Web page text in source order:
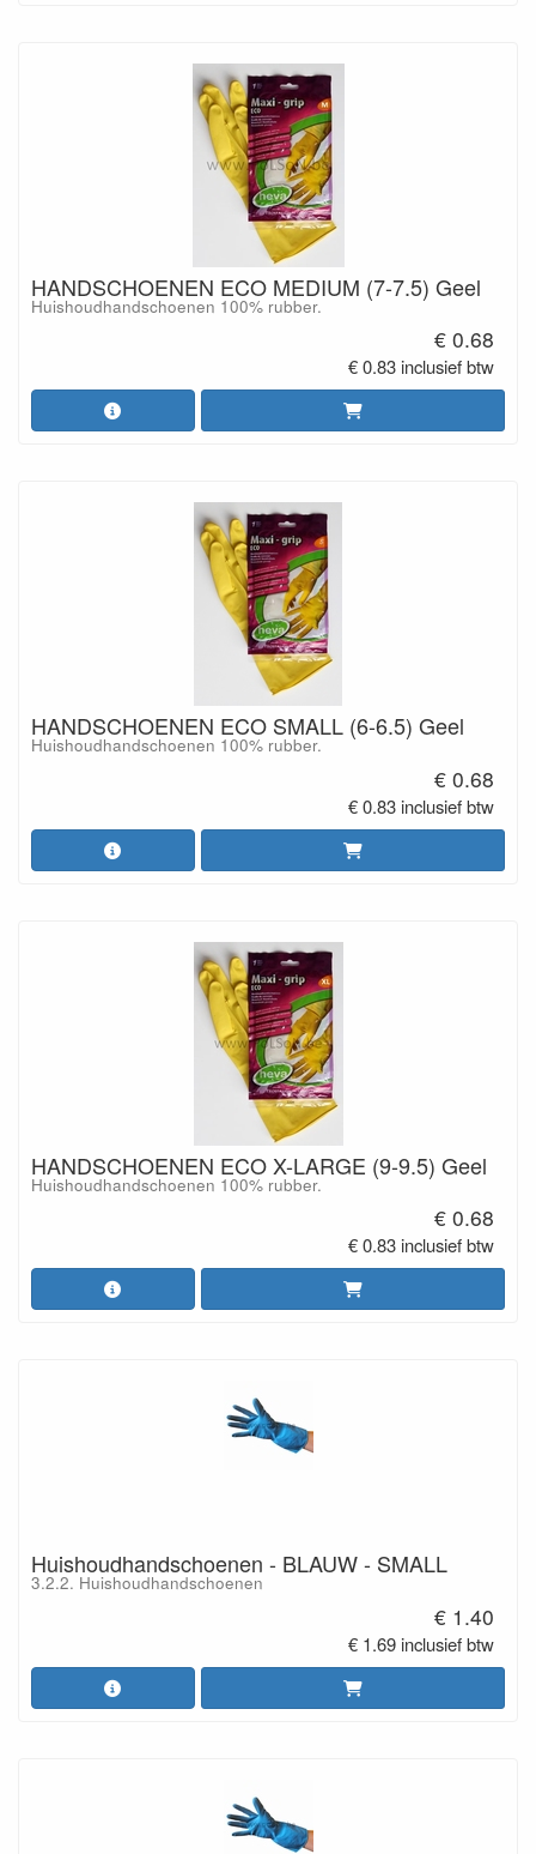
HANDSCHOENEN ECO MEDIUM (7-7.5) Geel
Huishoudhandschoenen 100% rubber.
€ 0.68
€ 0.83 inclusief btw
HANDSCHOENEN ECO SMALL (6-6.5) Geel
Huishoudhandschoenen 100% rubber.
€ 0.68
€ 0.83 inclusief btw
HANDSCHOENEN ECO X-LARGE (9-9.5) Geel
Huishoudhandschoenen 100% rubber.
€ 0.68
€ 0.83 inclusief btw
Huishoudhandschoenen - BLAUW - SMALL
3.2.2. Huishoudhandschoenen
€ 1.40
€ 1.69 inclusief btw